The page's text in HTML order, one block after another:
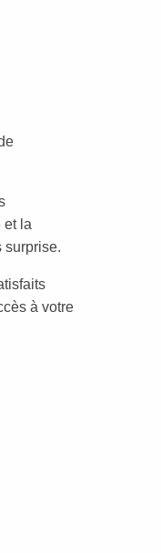
et la
surprise.
à votre